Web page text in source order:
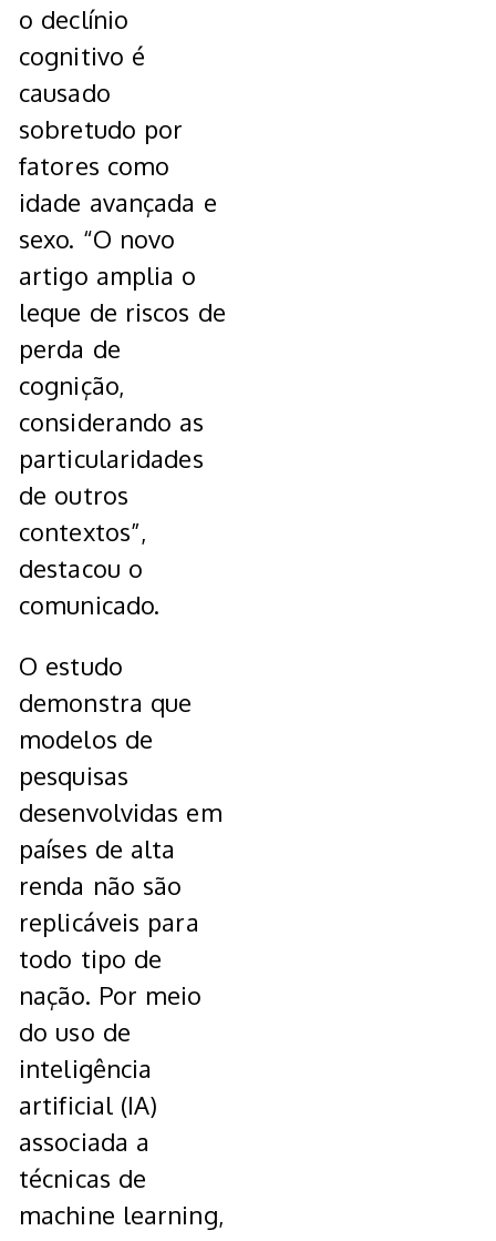
o declínio
cognitivo é
causado
sobretudo por
fatores como
idade avançada e
sexo. “O novo
artigo amplia o
leque de riscos de
perda de
cognição,
considerando as
particularidades
de outros
contextos”,
destacou o
comunicado.
O estudo
demonstra que
modelos de
pesquisas
desenvolvidas em
países de alta
renda não são
replicáveis para
todo tipo de
nação. Por meio
do uso de
inteligência
artificial (IA)
associada a
técnicas de
machine learning,